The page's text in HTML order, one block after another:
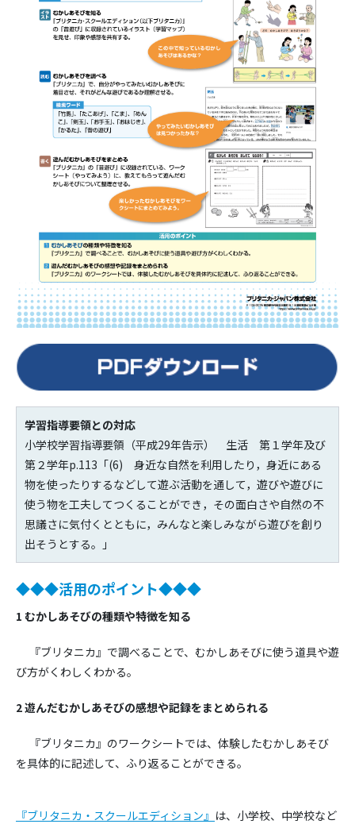
学習指導要領との対応
小学校学習指導要領（平成29年告示） 生活 第１学年及び
第２学年p.113「(6) 身近な自然を利用したり，身近にある
物を使ったりするなどして遊ぶ活動を通して，遊びや遊びに
使う物を工夫してつくることができ，その面白さや自然の不
思議さに気付くとともに，みんなと楽しみながら遊びを創り
出そうとする。」
◆◆◆活用のポイント◆◆◆
1 むかしあそびの種類や特徴を知る
『ブリタニカ』で調べることで、むかしあそびに使う道具や遊
び方がくわしくわかる。
2遊んだむかしあそびの感想や記録をまとめられる
『ブリタニカ』のワークシートでは、体験したむかしあそび
を具体的に記述して、ふり返ることができる。
『ブリタニカ・スクールエディション』 は、小学校、中学校など